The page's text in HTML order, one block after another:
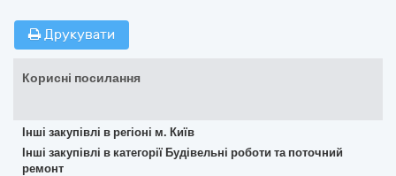
Друкувати
Корисні посилання
Інші закупівлі в регіоні м. Київ
Інші закупівлі в категорії Будівельні роботи та поточний
ремонт